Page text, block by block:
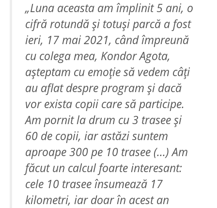
„Luna aceasta am împlinit 5 ani, o
cifră rotundă şi totuşi parcă a fost
ieri, 17 mai 2021, când împreună
cu colega mea, Kondor Agota,
aşteptam cu emoţie să vedem câţi
au aflat despre program şi dacă
vor exista copii care să participe.
Am pornit la drum cu 3 trasee şi
60 de copii, iar astăzi suntem
aproape 300 pe 10 trasee (...) Am
făcut un calcul foarte interesant:
cele 10 trasee însumează 17
kilometri, iar doar în acest an